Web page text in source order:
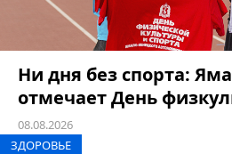
Ни дня без спорта:
отмечает День
08.08.2026
ЗДОРОВЬЕ